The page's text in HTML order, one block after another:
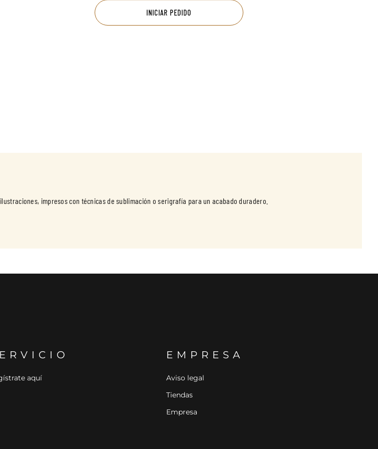
INICIAR PEDIDO
impresos con técnicas de sublimación o serigrafía para un acabado duradero.
aquí
EMPRESA
Aviso legal
Tiendas
Empresa